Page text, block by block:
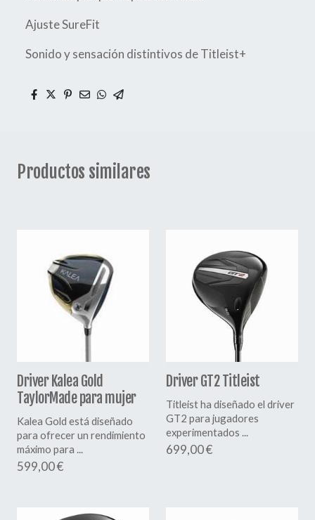
Ajuste SureFit
Sonido y sensación distintivos de Titleist+
Productos similares
Driver Kalea Gold
TaylorMade para mujer
Kalea Gold está diseñado
para ofrecer un rendimiento
máximo para ...
599,00 €
Driver GT2 Titleist
Titleist ha diseñado el driver
GT2 para jugadores
experimentados ...
699,00 €